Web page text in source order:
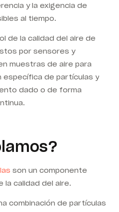
y la exigencia de
al tiempo.
de la calidad del aire de
por sensores y
muestras de aire para
específica de partículas y
dado o de forma
son un componente
la calidad del aire.
combinación de partículas